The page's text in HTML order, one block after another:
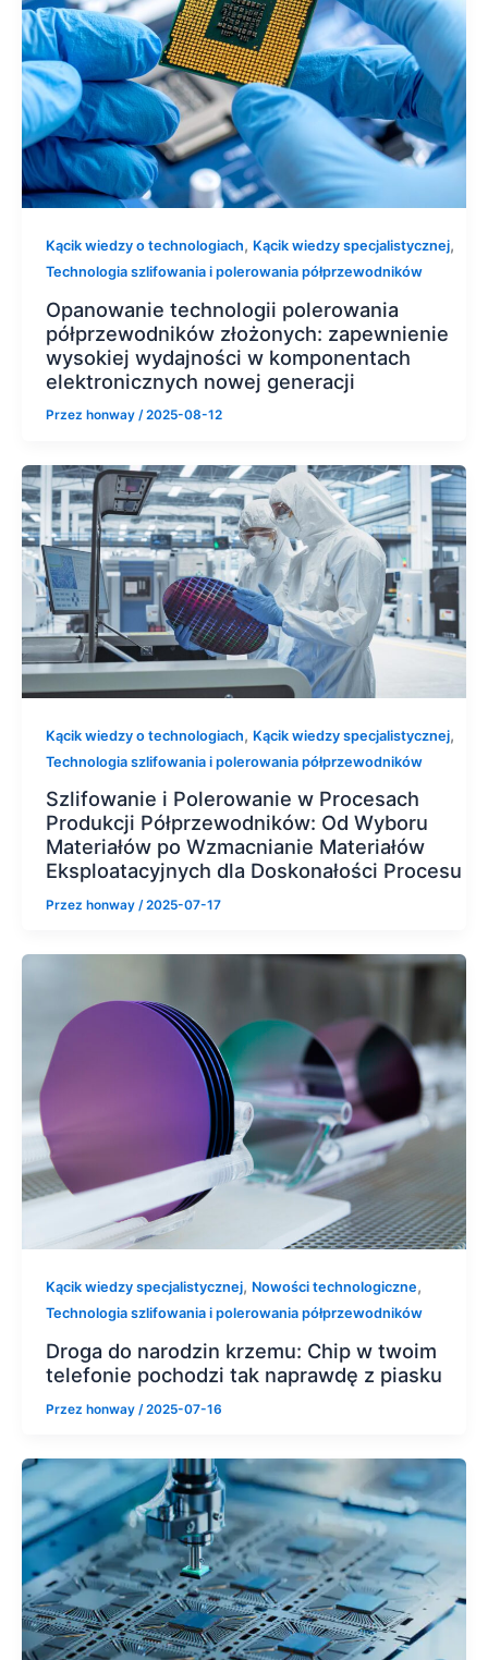
Kącik wiedzy o technologiach, Kącik wiedzy specjalistycznej,
Technologia szlifowania i polerowania półprzewodników
Opanowanie technologii polerowania
półprzewodników złożonych: zapewnienie
wysokiej wydajności w komponentach
elektronicznych nowej generacji
Przez honway /2025-08-12
Kącik wiedzy o technologiach, Kącik wiedzy specjalistycznej,
Technologia szlifowania i polerowania półprzewodników
Szlifowanie i Polerowanie w Procesach
Produkcji Półprzewodników: Od Wyboru
Materiałów po Wzmacnianie Materiałów
Eksploatacyjnych dla Doskonałości Procesu
Przez honway /2025-07-17
Kącik wiedzy specjalistycznej, Nowości technologiczne,
Technologia szlifowania i polerowania półprzewodników
Droga do narodzin krzemu: Chip w twoim
telefonie pochodzi tak naprawdę z piasku
Przez honway /2025-07-16